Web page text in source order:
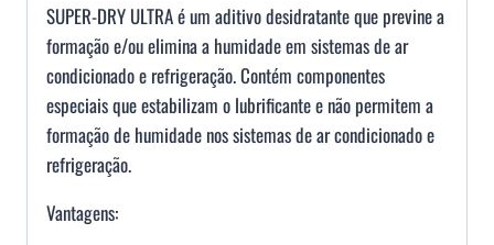
SUPER-DRY ULTRA é um aditivo desidratante que previne a
formação e/ou elimina a humidade em sistemas de ar
condicionado e refrigeração. Contém componentes
especiais que estabilizam o lubrificante e não permitem a
formação de humidade nos sistemas de ar condicionado e
refrigeração.
Vantagens: